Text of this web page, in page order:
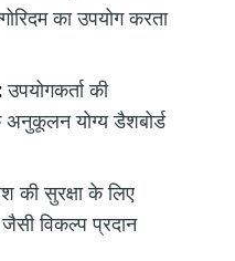
का उपयोग करता
उपयोगकर्ता की
योग्य डैशबोर्ड
की सुरक्षा के लिए
विकल्प प्रदान